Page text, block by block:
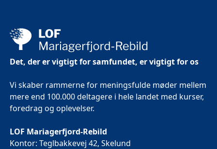
Det, der er vigtigt for samfundet, er vigtigt for os
Vi skaber rammerne for meningsfulde møder mellem
mere end 100.000 deltagere i hele landet med kurser,
foredrag og oplevelser.
LOF Mariagerfjord-Rebild
Kontor: Teglbakkevej 42, Skelund